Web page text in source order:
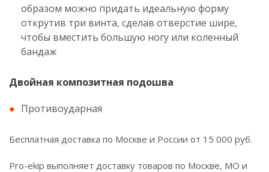
образом можно придать идеальную форму
открутив три винта, сделав отверстие шире,
чтобы вместить большую ногу или коленный
бандаж
Двойная композитная подошва
Противоударная
Бесплатная доставка по Москве и России от 15 000 руб.
Pro-ekip выполняет доставку товаров по Москве, МО и